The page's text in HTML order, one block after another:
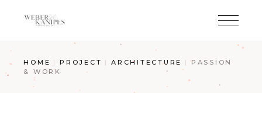
HOME PROJECT ARCHITECTURE
PASSION
& WORK